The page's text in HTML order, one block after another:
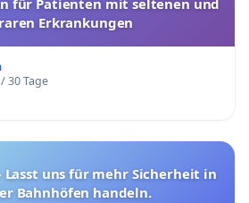
für Patienten mit seltenen und
Erkrankungen
30 Tage
Lasst uns für mehr Sicherheit in
Bahnhöfen handeln.